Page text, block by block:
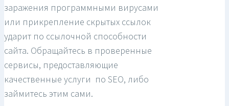
заражения программными вирусами
или прикрепление скрытых ссылок
ударит по ссылочной способности
сайта. Обращайтесь в проверенные
сервисы, предоставляющие
качественные услуги по SEO, либо
займитесь этим сами.